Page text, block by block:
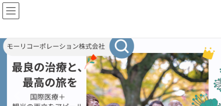
Skip
Skip
Previous Next